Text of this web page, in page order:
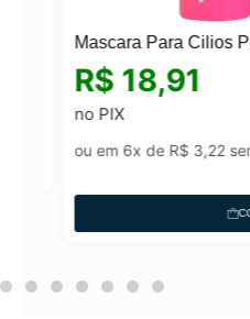
Mascara Para Cilios
R$18,91
no PIX
ou em 6x deR$3,22sem